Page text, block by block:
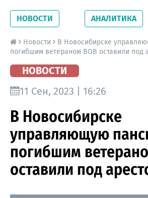
Новосибирской области.
новости на сайте сетевого
Precedent.
НОВОСТИ АНАЛИТИКА
Новости
В Новосибирске
погибшим ветераном ВОВ оставили под
НОВОСТИ
11 Сен, 2023 | 16:26
В Новосибирске
управляющую
погибшим
оставили под